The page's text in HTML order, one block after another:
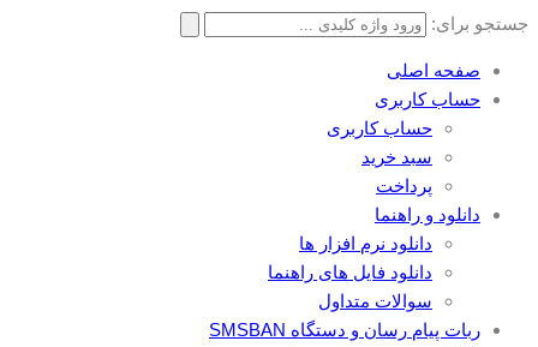
جستجو برای:
صفحه اصلی
حساب کاربری
حساب کاربری
سبد خرید
پرداخت
دانلود و راهنما
دانلود نرم افزار ها
دانلود فایل های راهنما
سوالات متداول
ربات پیام رسان و دستگاه SMSBAN